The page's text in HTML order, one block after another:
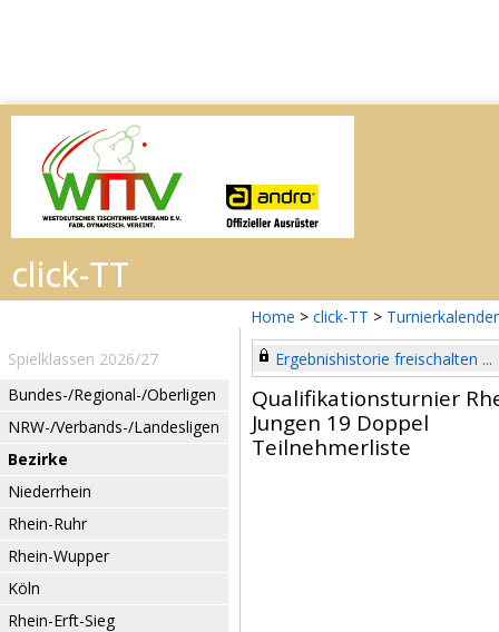
Home > click-TT > Turnierkalender
Spielklassen 2026/27
Bundes-/Regional-/Oberligen
NRW-/Verbands-/Landesligen
Bezirke
Niederrhein
Rhein-Ruhr
Rhein-Wupper
Köln
Rhein-Erft-Sieg
Ergebnishistorie freischalten ...
Qualifikationsturnier
Jungen 19 Doppel
Teilnehmerliste